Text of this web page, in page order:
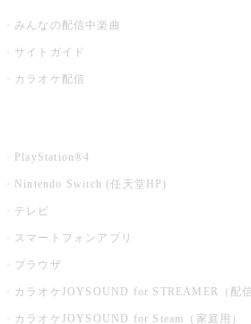
みんなの配信中楽曲
サイトガイド
カラオケ配信
PlayStation®4
Nintendo Switch (任天堂HP)
テレビ
スマートフォンアプリ
ブラウザ
カラオケJOYSOUND for STREAMER（配信
カラオケJOYSOUND for Steam（家庭用）